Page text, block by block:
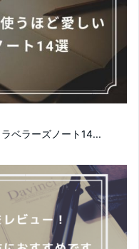
ベラーズノート14...